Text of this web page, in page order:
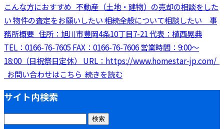
こんな方におすすめ 不動産（土地・建物）の売却の相談をした
い 物件の査定をお願いしたい 相続全般について相談したい 事
務所概要 住所：旭川市豊岡4条10丁目7-21 代表：植西晃典
TEL：0166-76-7605 FAX：0166-76-7606 営業時間：9:00～
18:00（日祝祭日定休） URL：https://www.homestar-jp.com/
お問い合わせはこちら 続きを読む
サイト内検索
検